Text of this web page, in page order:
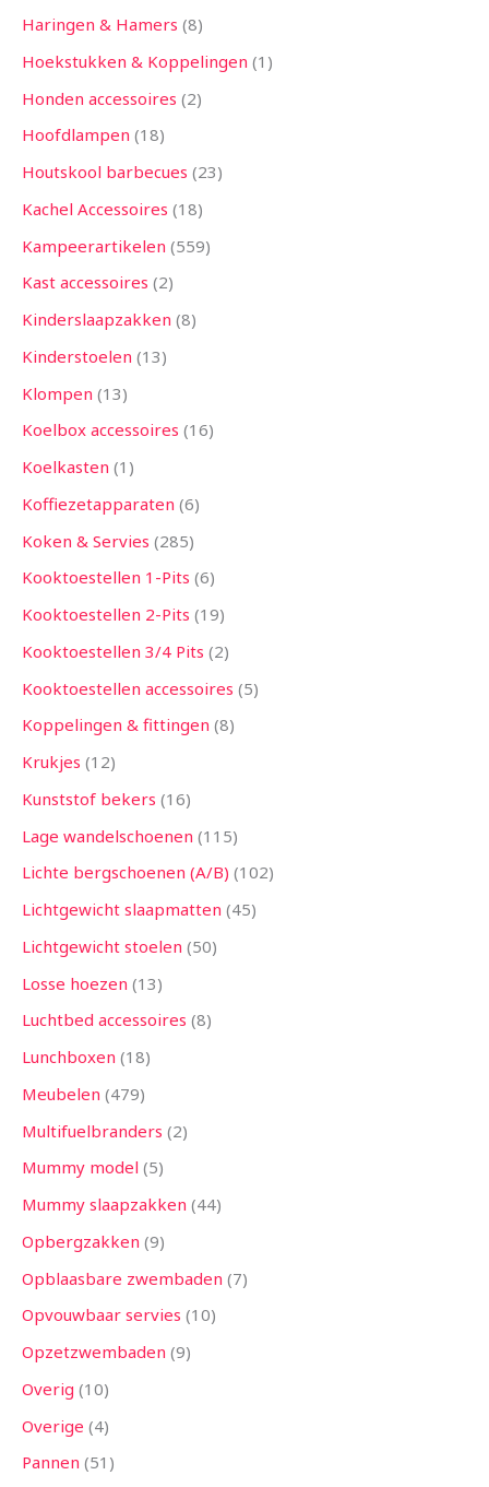
Haringen & Hamers 8
Hoekstukken & Koppelingen 1
Honden accessoires 2
Hoofdlampen 18
Houtskool barbecues 23
Kachel Accessoires 18
Kampeerartikelen 559
Kast accessoires 2
Kinderslaapzakken 8
Kinderstoelen 13
Klompen 13
Koelbox accessoires 16
Koelkasten 1
Koffiezetapparaten 6
Koken & Servies 285
Kooktoestellen 1-Pits 6
Kooktoestellen 2-Pits 19
Kooktoestellen 3/4 Pits 2
Kooktoestellen accessoires 5
Koppelingen & fittingen 8
Krukjes 12
Kunststof bekers 16
Lage wandelschoenen 115
Lichte bergschoenen (A/B) 102
Lichtgewicht slaapmatten 45
Lichtgewicht stoelen 50
Losse hoezen 13
Luchtbed accessoires 8
Lunchboxen 18
Meubelen 479
Multifuelbranders 2
Mummy model 5
Mummy slaapzakken 44
Opbergzakken 9
Opblaasbare zwembaden 7
Opvouwbaar servies 10
Opzetzwembaden 9
Overig 10
Overige 4
Pannen 51